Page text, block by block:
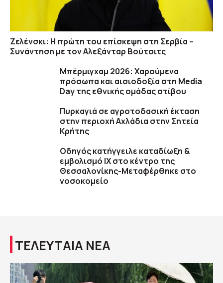
Ζελένσκι: Η πρώτη του επίσκεψη στη Σερβία –
Συνάντηση με τον Αλεξάνταρ Βούτσιτς
Μπέρμιγχαμ 2026: Χαρούμενα
πρόσωπα και αισιοδοξία στη Media
Day της εθνικής ομάδας στίβου
Πυρκαγιά σε αγροτοδασική έκταση
στην περιοχή Αχλάδια στην Σητεία
Κρήτης
Οδηγός κατήγγειλε καταδίωξη &
εμβολισμό ΙΧ στο κέντρο της
Θεσσαλονίκης-Μεταφέρθηκε στο
νοσοκομείο
ΤΕΛΕΥΤΑΙΑ ΝΕΑ